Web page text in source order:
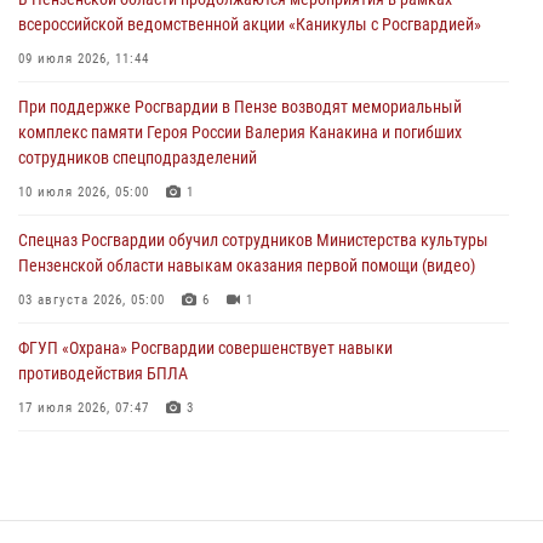
4
В Управлении Росгвардии по Пензенской области подвели итоги
04 августа 2026, 06:08
Росгвардия обеспечила безопасность праздничных мероприятий в
День ВДВ в Пензе
всероссийской ведомственной акции «Каникулы с Росгвардией»
09 июля 2026, 11:44
При поддержке Росгвардии в Пензе возводят мемориальный
комплекс памяти Героя России Валерия Канакина и погибших
сотрудников спецподразделений
10 июля 2026, 05:00 1
Спецназ Росгвардии обучил сотрудников Министерства культуры
Пензенской области навыкам оказания первой помощи (видео)
03 августа 2026, 05:00 6 1
ФГУП «Охрана» Росгвардии совершенствует навыки
противодействия БПЛА
17 июля 2026, 07:47 3